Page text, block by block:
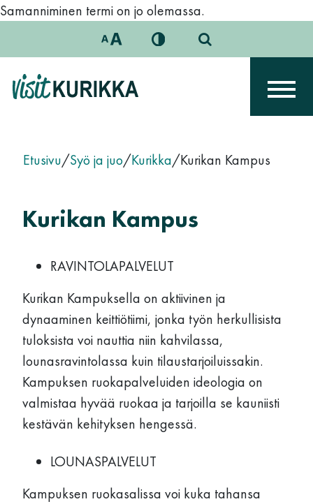
Samanniminen termi on jo olemassa.
Siirry sisältöön
Päävalikko
Etusivu/Syö ja juo/Kurikka/Kurikan Kampus
Kurikan Kampus
RAVINTOLAPALVELUT
Kurikan Kampuksella on aktiivinen ja
dynaaminen keittiötiimi, jonka työn herkullisista
tuloksista voi nauttia niin kahvilassa,
lounasravintolassa kuin tilaustarjoiluissakin.
Kampuksen ruokapalveluiden ideologia on
valmistaa hyvää ruokaa ja tarjoilla se kauniisti
kestävän kehityksen hengessä.
LOUNASPALVELUT
Kampuksen ruokasalissa voi kuka tahansa